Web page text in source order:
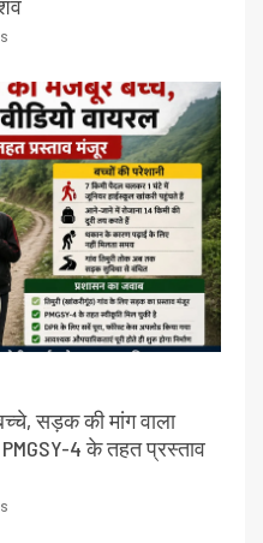
सड़क की मांग वाला
4 के तहत प्रस्ताव